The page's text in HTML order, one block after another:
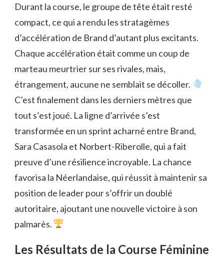
Durant la course, le groupe de tête était resté
compact, ce qui a rendu les stratagèmes
d’accélération de Brand d’autant plus excitants.
Chaque accélération était comme un coup de
marteau meurtrier sur ses rivales, mais,
étrangement, aucune ne semblait se décoller.
C’est finalement dans les derniers mètres que
tout s’est joué. La ligne d’arrivée s’est
transformée en un sprint acharné entre Brand,
Sara Casasola et Norbert-Riberolle, qui a fait
preuve d’une résilience incroyable. La chance
favorisa la Néerlandaise, qui réussit à maintenir sa
position de leader pour s’offrir un doublé
autoritaire, ajoutant une nouvelle victoire à son
palmarès.
Les Résultats de la Course Féminine